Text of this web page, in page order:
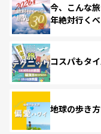
今、こんな
年絶対行く
コスパもタ
地球の歩き